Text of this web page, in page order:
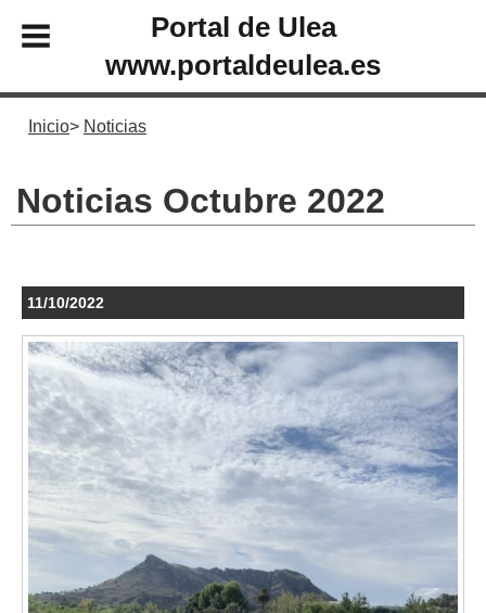
Portal de Ulea
www.portaldeulea.es
Inicio Noticias
Noticias Octubre 2022
11/10/2022